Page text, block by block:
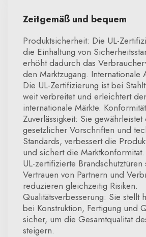
Zeitgemäß und bequem
Produktsicherheit: Die UL-
die Einhaltung von
erhöht dadurch das
den Marktzugang. Internationale
Die UL-Zertifizierung ist bei
weit verbreitet und erleichtert
internationale Märkte.
Zuverlässigkeit: Sie
gesetzlicher Vorschriften und
Standards, verbessert die
und sichert die
UL-zertifizierte Brandschutztüren
Vertrauen von Partnern und
reduzieren gleichzeitig Risiken.
Qualitätsverbesserung: Sie stellt
bei Konstruktion, Fertigung und
sicher, um die Gesamtqualität
steigern.